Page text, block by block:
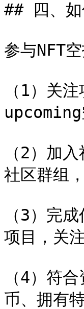
## 四、如
参与NFT
（1）关
upcoming
（2）加
社区群组
（3）完
项目，关
（4）符
币、拥有